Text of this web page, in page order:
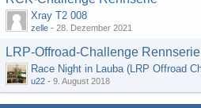
Xray T2 008
zelle - 28. Dezember 2021
LRP-Offroad-Challenge Rennserie
u22 - 9. August 2018